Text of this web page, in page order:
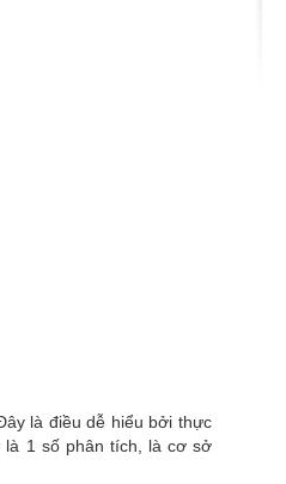
là điều dễ hiểu bởi thực
là 1 số phân tích, là cơ sở